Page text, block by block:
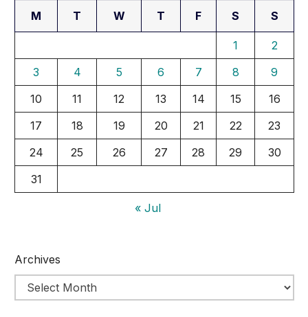
M T W T F S S
1
2
3
4 5 6 7 8
9
10
11 12 13 14 15
16
17
18 19 20 21 22
23
24
25 26 27 28 29
30
31
« Jul
Archives